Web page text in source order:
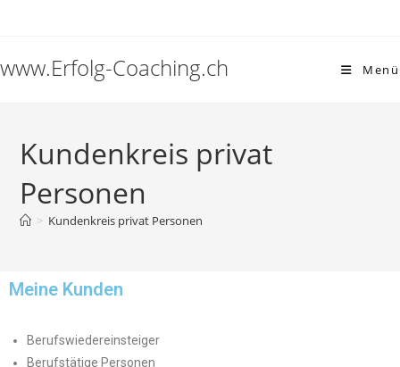
www.Erfolg-Coaching.ch Menü
Kundenkreis privat
Personen
> Kundenkreis privat Personen
Meine Kunden
Berufswiedereinsteiger
Berufstätige Personen